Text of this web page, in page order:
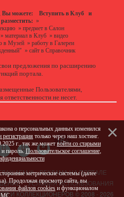
Вы можете: Вступить в Клуб
и
разместить: »
» предмет в Салон
материал в Клуб» видео
в Музей» работу в Галереи
» сайт в Справочник
предложенияпо расширению
портала.
Пользователями,
ответственности не несет.
!!! РЕКЛАМА НА ПОРТАЛЕ
УСЛОВИЯ ИСПОЛЬЗОВАНИЯ
И КОЛЛЕКЦИОНЕРОВ © 2008 - 2026
о персональных данных изменился
регистрация только через наш хостинг.
г., так же может войти со старыми
и пароль.Пользовательское соглашение,
метрические системы (далее
Продолжая просмотр сайта, вы
файлов cookies и функционалом
МС.